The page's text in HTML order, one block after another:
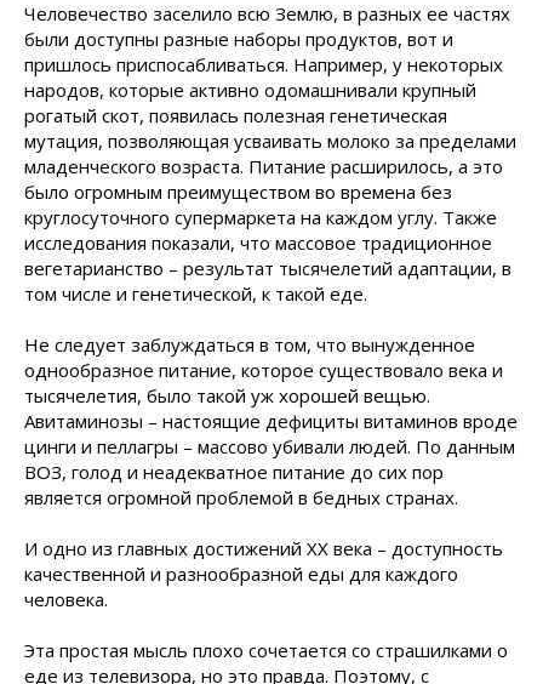
Человечество заселило всю Землю, в разных ее частях
были доступны разные наборы продуктов, вот и
пришлось приспосабливаться. Например, у некоторых
народов, которые активно одомашнивали крупный
рогатый скот, появилась полезная генетическая
мутация, позволяющая усваивать молоко за пределами
младенческого возраста. Питание расширилось, а это
было огромным преимуществом во времена без
круглосуточного супермаркета на каждом углу. Также
исследования показали, что массовое традиционное
вегетарианство – результат тысячелетий адаптации, в
том числе и генетической, к такой еде.
Не следует заблуждаться в том, что вынужденное
однообразное питание, которое существовало века и
тысячелетия, было такой уж хорошей вещью.
Авитаминозы – настоящие дефициты витаминов вроде
цинги и пеллагры – массово убивали людей. По данным
ВОЗ, голод и неадекватное питание до сих пор
является огромной проблемой в бедных странах.
И одно из главных достижений XX века – доступность
качественной и разнообразной еды для каждого
человека.
Эта простая мысль плохо сочетается со страшилками о
еде из телевизора, но это правда. Поэтому, с